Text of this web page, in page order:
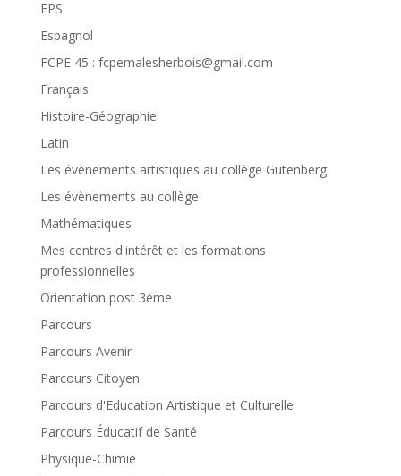
EPS
Espagnol
FCPE 45 : fcpemalesherbois@gmail.com
Français
Histoire-Géographie
Latin
Les évènements artistiques au collège Gutenberg
Les évènements au collège
Mathématiques
Mes centres d'intérêt et les formations
professionnelles
Orientation post 3ème
Parcours
Parcours Avenir
Parcours Citoyen
Parcours d'Education Artistique et Culturelle
Parcours Éducatif de Santé
Physique-Chimie